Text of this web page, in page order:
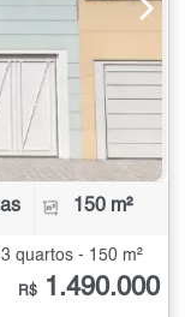
150 m²
quartos - 150 m²
R$ 1.490.000